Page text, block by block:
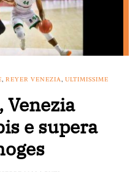
, REYER VENEZIA, ULTIMISSIME
Venezia
e supera